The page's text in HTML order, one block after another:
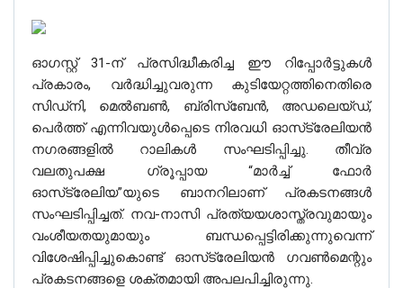
ഓഗസ്റ്റ് 31-ന് പ്രസിദ്ധീകരിച്ച ഈ റിപ്പോർട്ടുകൾ
പ്രകാരം, വർദ്ധിച്ചുവരുന്ന കുടിയേറ്റത്തിനെതിരെ
സിഡ്‌നി, മെൽബൺ, ബ്രിസ്‌ബേൻ, അഡലെയ്ഡ്,
പെർത്ത് എന്നിവയുൾപ്പെടെ നിരവധി ഓസ്‌ട്രേലിയൻ
നഗരങ്ങളിൽ റാലികൾ സംഘടിപ്പിച്ചു. തീവ്ര
വലതുപക്ഷ ഗ്രൂപ്പായ “മാർച്ച് ഫോർ
ഓസ്‌ട്രേലിയ”യുടെ ബാനറിലാണ് പ്രകടനങ്ങൾ
സംഘടിപ്പിച്ചത്. നവ-നാസി പ്രത്യയശാസ്ത്രവുമായും
വംശീയതയുമായും ബന്ധപ്പെട്ടിരിക്കുന്നുവെന്ന്
വിശേഷിപ്പിച്ചുകൊണ്ട് ഓസ്‌ട്രേലിയൻ ഗവൺമെന്റും
പ്രകടനങ്ങളെ ശക്തമായി അപലപിച്ചിരുന്നു.